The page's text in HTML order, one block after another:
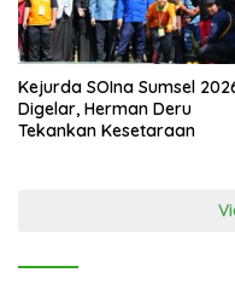
Kejurda SOIna Sumsel
Digelar, Herman Deru
Tekankan Kesetaraan